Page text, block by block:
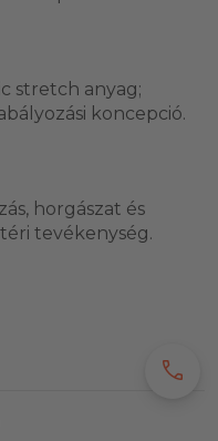
stretch anyag;
koncepció.
horgászat és
tevékenység.
call